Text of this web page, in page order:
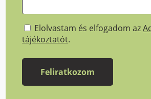
Elolvastam és elfogadom az
tájékoztatót.